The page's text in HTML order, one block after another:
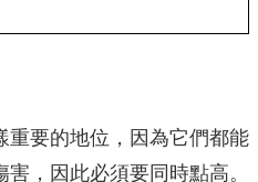
重要的地位，因為它們都能
，因此必須要同時點高。